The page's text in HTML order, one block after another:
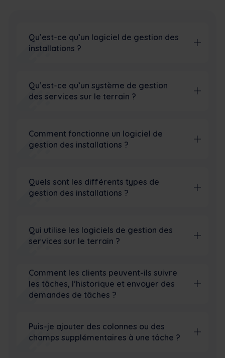
Qu’est-ce qu’un logiciel de gestion des
installations ?
Qu’est-ce qu’un système de gestion
des services sur le terrain ?
Comment fonctionne un logiciel de
gestion des installations ?
Quels sont les différents types de
gestion des installations ?
Qui utilise les logiciels de gestion des
services sur le terrain ?
Comment les clients peuvent-ils suivre
les tâches, l’historique et envoyer des
demandes de tâches ?
Puis-je ajouter des colonnes ou des
champs supplémentaires à une tâche ?